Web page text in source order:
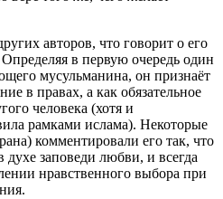
авторов, что говорит о его
в первую очередь один
мусульманина, он признаёт
в правах, а как обязательное
человека (хотя и
рамками ислама). Некоторые
комментировали его так, что
духе заповеди любви, и всегда
нравственного выбора при